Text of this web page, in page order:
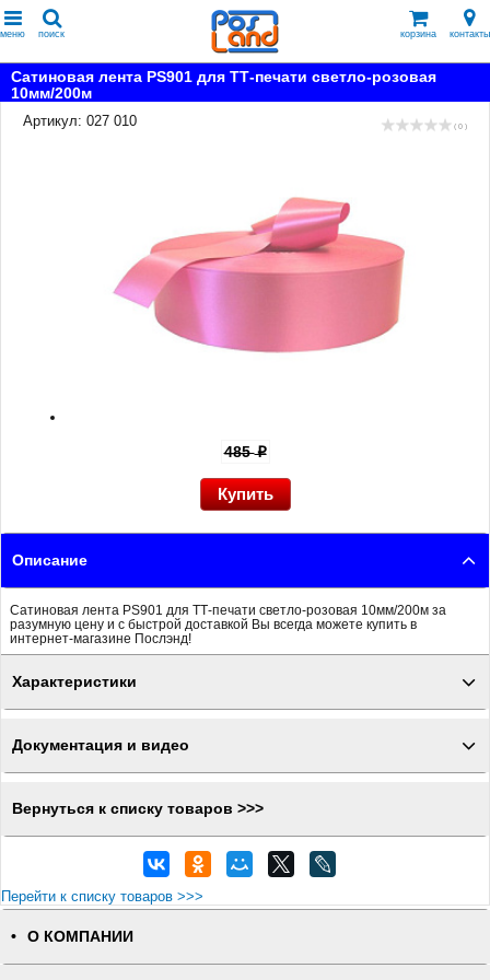
меню поиск корзина контакты
Сатиновая лента PS901 для ТТ-печати светло-розовая
10мм/200м
Артикул: 027 010
( 0 )
485p
Описание
Сатиновая лента PS901 для ТТ-печати светло-розовая 10мм/200м за
разумную цену и с быстрой доставкой Вы всегда можете купить в
интернет-магазине Послэнд!
Характеристики
Документация и видео
Вернуться к списку товаров >>>
Перейти к списку товаров >>>
О КОМПАНИИ